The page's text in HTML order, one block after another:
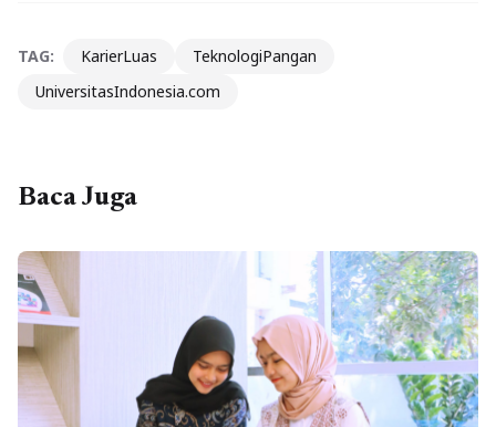
TAG: KarierLuas
TeknologiPangan
UniversitasIndonesia.com
Baca Juga